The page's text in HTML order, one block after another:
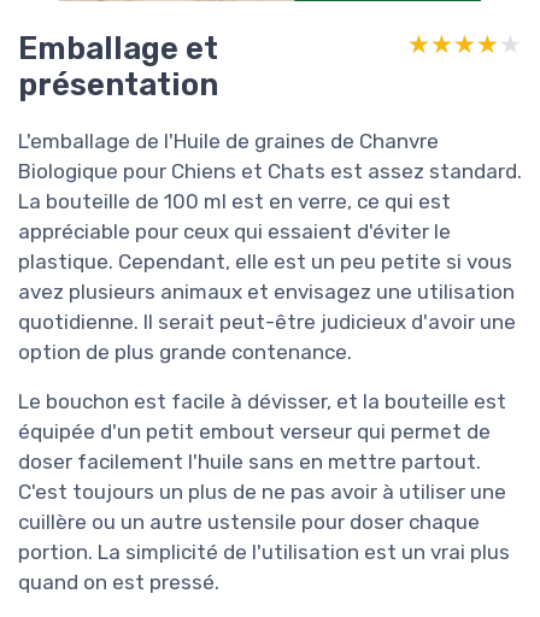
Emballage et
présentation
★★★★★
★★★★★
L'emballage de l'Huile de graines de Chanvre
Biologique pour Chiens et Chats est assez standard.
La bouteille de 100 ml est en verre, ce qui est
appréciable pour ceux qui essaient d'éviter le
plastique. Cependant, elle est un peu petite si vous
avez plusieurs animaux et envisagez une utilisation
quotidienne. Il serait peut-être judicieux d'avoir une
option de plus grande contenance.
Le bouchon est facile à dévisser, et la bouteille est
équipée d'un petit embout verseur qui permet de
doser facilement l'huile sans en mettre partout.
C'est toujours un plus de ne pas avoir à utiliser une
cuillère ou un autre ustensile pour doser chaque
portion. La simplicité de l'utilisation est un vrai plus
quand on est pressé.